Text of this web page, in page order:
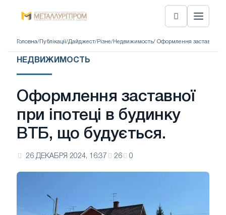
Головна/ Публікації/Дайджест/ Різне/ Недвижимость/ Оформлення заставної
НЕДВИЖИМОСТЬ
Оформлення заставної
при іпотеці в будинку
ВТБ, що будується.
26 ДЕКАБРЯ 2024, 16:37 26 0